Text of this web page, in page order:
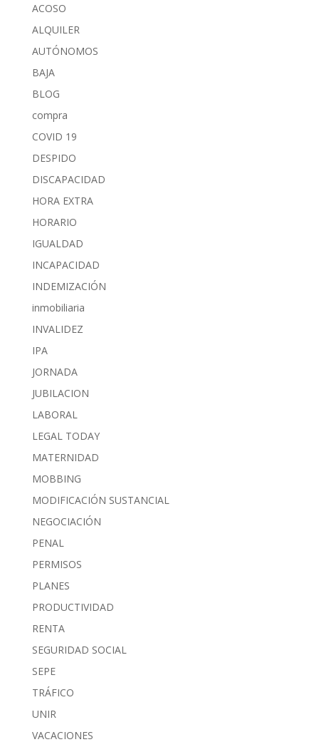
ACOSO
ALQUILER
AUTÓNOMOS
BAJA
BLOG
compra
COVID 19
DESPIDO
DISCAPACIDAD
HORA EXTRA
HORARIO
IGUALDAD
INCAPACIDAD
INDEMIZACIÓN
inmobiliaria
INVALIDEZ
IPA
JORNADA
JUBILACION
LABORAL
LEGAL TODAY
MATERNIDAD
MOBBING
MODIFICACIÓN SUSTANCIAL
NEGOCIACIÓN
PENAL
PERMISOS
PLANES
PRODUCTIVIDAD
RENTA
SEGURIDAD SOCIAL
SEPE
TRÁFICO
UNIR
VACACIONES